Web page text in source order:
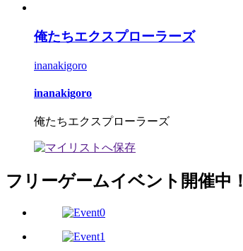
俺たちエクスプローラーズ
inanakigoro
inanakigoro
俺たちエクスプローラーズ
フリーゲームイベント開催中！